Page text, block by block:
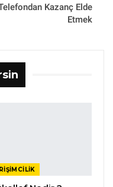
Kazanç Elde
Etmek